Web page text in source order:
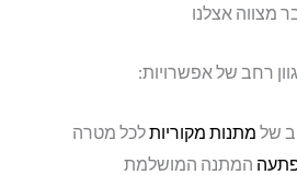
מצווה אצלנו
רחב של אפשרויות:
של מתנות מקוריותלכל מטרה
המתנה המושלמת